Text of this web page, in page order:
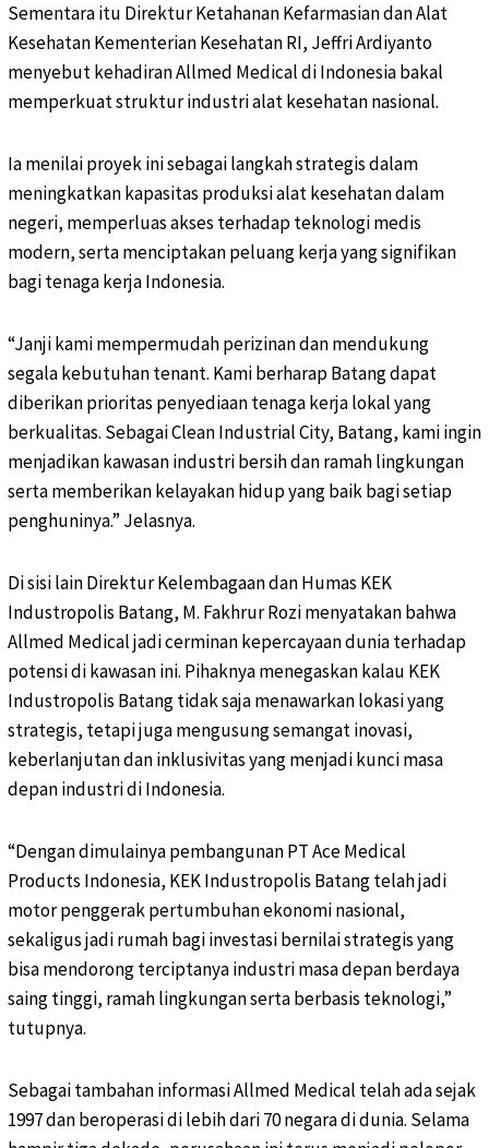
Sementara itu Direktur Ketahanan Kefarmasian dan Alat
Kesehatan Kementerian Kesehatan RI, Jeffri Ardiyanto
menyebut kehadiran Allmed Medical di Indonesia bakal
memperkuat struktur industri alat kesehatan nasional.
Ia menilai proyek ini sebagai langkah strategis dalam
meningkatkan kapasitas produksi alat kesehatan dalam
negeri, memperluas akses terhadap teknologi medis
modern, serta menciptakan peluang kerja yang signifikan
bagi tenaga kerja Indonesia.
“Janji kami mempermudah perizinan dan mendukung
segala kebutuhan tenant. Kami berharap Batang dapat
diberikan prioritas penyediaan tenaga kerja lokal yang
berkualitas. Sebagai Clean Industrial City, Batang, kami ingin
menjadikan kawasan industri bersih dan ramah lingkungan
serta memberikan kelayakan hidup yang baik bagi setiap
penghuninya.” Jelasnya.
Di sisi lain Direktur Kelembagaan dan Humas KEK
Industropolis Batang, M. Fakhrur Rozi menyatakan bahwa
Allmed Medical jadi cerminan kepercayaan dunia terhadap
potensi di kawasan ini. Pihaknya menegaskan kalau KEK
Industropolis Batang tidak saja menawarkan lokasi yang
strategis, tetapi juga mengusung semangat inovasi,
keberlanjutan dan inklusivitas yang menjadi kunci masa
depan industri di Indonesia.
“Dengan dimulainya pembangunan PT Ace Medical
Products Indonesia, KEK Industropolis Batang telah jadi
motor penggerak pertumbuhan ekonomi nasional,
sekaligus jadi rumah bagi investasi bernilai strategis yang
bisa mendorong terciptanya industri masa depan berdaya
saing tinggi, ramah lingkungan serta berbasis teknologi,”
tutupnya.
Sebagai tambahan informasi Allmed Medical telah ada sejak
1997 dan beroperasi di lebih dari 70 negara di dunia. Selama